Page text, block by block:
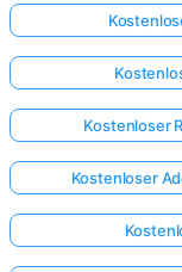
Kostenloser
Kostenloser